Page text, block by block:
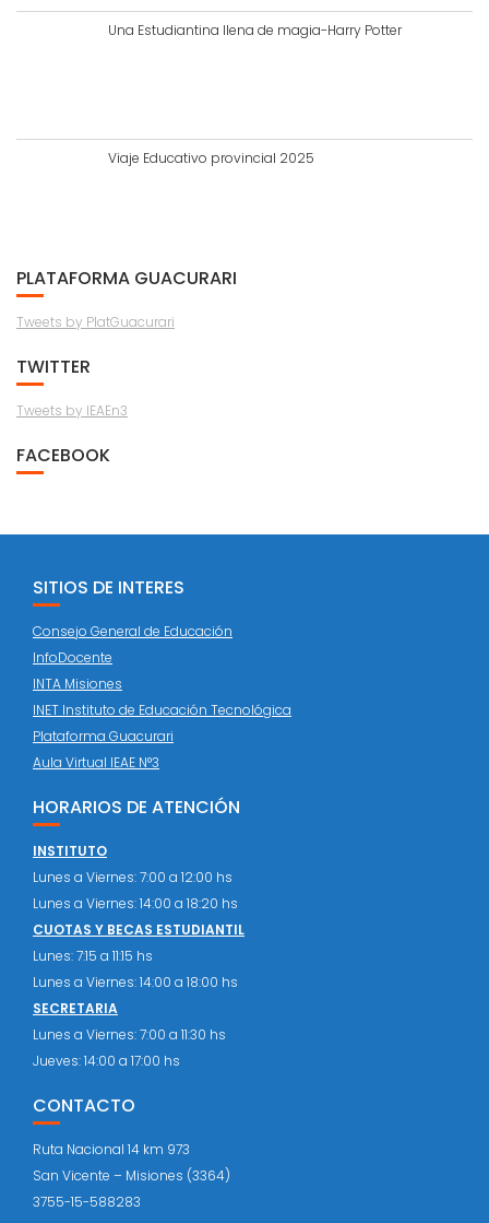
Una Estudiantina llena de magia-Harry Potter
Viaje Educativo provincial 2025
PLATAFORMA GUACURARI
Tweets by PlatGuacurari
TWITTER
Tweets by IEAEn3
FACEBOOK
SITIOS DE INTERES
Consejo General de Educación
InfoDocente
INTA Misiones
INET Instituto de Educación Tecnológica
Plataforma Guacurari
Aula Virtual IEAE N°3
HORARIOS DE ATENCIÓN
INSTITUTO
Lunes a Viernes: 7:00 a 12:00 hs
Lunes a Viernes: 14:00 a 18:20 hs
CUOTAS Y BECAS ESTUDIANTIL
Lunes: 7:15 a 11:15 hs
Lunes a Viernes: 14:00 a 18:00 hs
SECRETARIA
Lunes a Viernes: 7:00 a 11:30 hs
Jueves: 14:00 a 17:00 hs
CONTACTO
Ruta Nacional 14 km 973
San Vicente – Misiones (3364)
3755-15-588283